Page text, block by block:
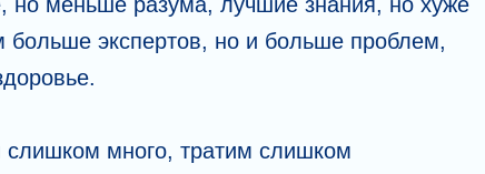
экспертов, но и больше проблем,
много, тратим слишком